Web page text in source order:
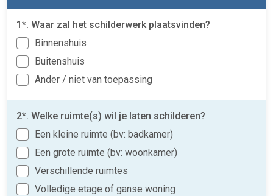
1*. Waar zal het schilderwerk plaatsvinden?
Binnenshuis
Buitenshuis
Ander / niet van toepassing
2*. Welke ruimte(s) wil je laten schilderen?
Een kleine ruimte (bv: badkamer)
Een grote ruimte (bv: woonkamer)
Verschillende ruimtes
Volledige etage of ganse woning